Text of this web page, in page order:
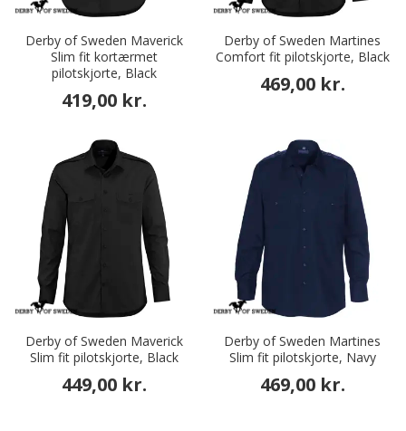
Derby of Sweden Maverick
Slim fit kortærmet
pilotskjorte, Black
419,00 kr.
Derby of Sweden Martines
Comfort fit pilotskjorte, Black
469,00 kr.
Derby of Sweden Maverick
Slim fit pilotskjorte, Black
449,00 kr.
Derby of Sweden Martines
Slim fit pilotskjorte, Navy
469,00 kr.